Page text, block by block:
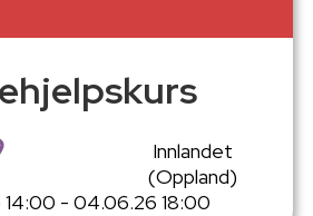
Innlandet
(Oppland)
- 04.06.26 18:00